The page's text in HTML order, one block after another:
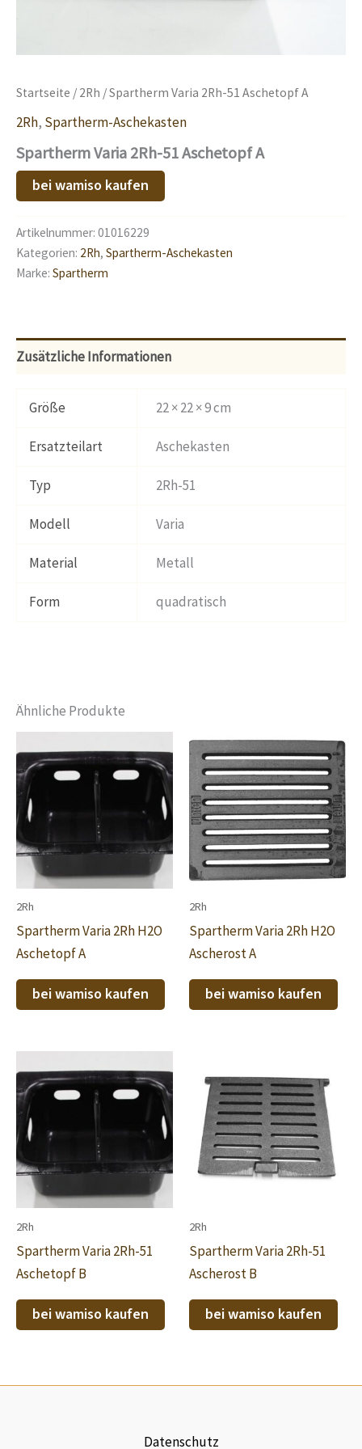
Startseite / 2Rh / Spartherm Varia 2Rh-51 Aschetopf A
2Rh, Spartherm-Aschekasten
Spartherm Varia 2Rh-51 Aschetopf A
bei wamiso kaufen
Artikelnummer: 01016229
Kategorien: 2Rh, Spartherm-Aschekasten
Marke: Spartherm
Zusätzliche Informationen
Größe 22 × 22 × 9 cm
Ersatzteilart Aschekasten
Typ 2Rh-51
Modell Varia
Material Metall
Form quadratisch
Ähnliche Produkte
2Rh
Spartherm Varia 2Rh H2O
Aschetopf A
bei wamiso kaufen
2Rh
Spartherm Varia 2Rh H2O
Ascherost A
bei wamiso kaufen
2Rh
Spartherm Varia 2Rh-51
Aschetopf B
bei wamiso kaufen
2Rh
Spartherm Varia 2Rh-51
Ascherost B
bei wamiso kaufen
Datenschutz